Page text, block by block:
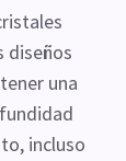
diseños
una
incluso